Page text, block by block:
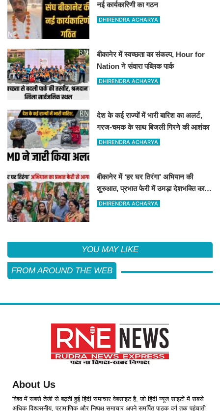
नई कार्यकारिणी का गठन
DHIRENDRA ACHARYA
बीकानेर में स्वच्छता का संकल्प, Hour for
Nation ने संवारा पब्लिक पार्क
DHIRENDRA ACHARYA
देश के कई राज्यों में भारी बारिश का अलर्ट,
गरज-चमक के साथ बिजली गिरने की आशंका
DHIRENDRA ACHARYA
बीकानेर में ‘हर घर तिरंगा’ अभियान की
शुरुआत, प्रभात फेरी में उमड़ा देशभक्ति का
जोश
DHIRENDRA ACHARYA
YOU MAY LIKE
FROM AROUND THE WEB
About Us
विश्व में सबसे तेजी से बढ़ती हुई हिंदी समाचार वेबसाइट है, जो हिंदी न्यूज साइटों में सबसे
अधिक विश्वसनीय, प्रामाणिक और निष्पक्ष समाचार अपने समर्पित पाठक वर्ग तक पहुंचाती